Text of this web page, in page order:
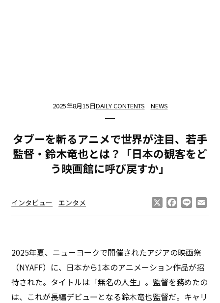
2025年8月15日DAILY CONTENTS NEWS
タブーを斬るアニメで世界が注目、若手
監督・鈴木竜也とは？「日本の観客をど
う映画館に呼び戻すか」
インタビュー エンタメ Facebook
Line
2025年夏、ニューヨークで開催されたアジアの映画祭
（NYAFF）に、日本から1本のアニメーション作品が招
待された。タイトルは「無名の人生」。監督を務めたの
は、これが長編デビューとなる鈴木竜也監督だ。キャリ